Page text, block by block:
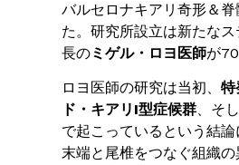
バルセロナキアリ奇形＆
た。研究所設立は新たな
長のミゲル・ロヨ医師が
ロヨ医師の研究は当初、 特
ド・キアリ I型症候群、そ
で起こっているという結
末端と尾椎をつなぐ組織